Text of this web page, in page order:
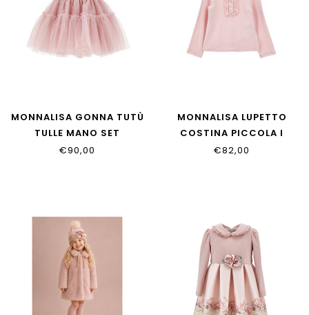
MONNALISA GONNA TUTÙ
TULLE MANO SET
37HGON_T9945_0063
€90,00
MONNALISA LUPETTO
COSTINA PICCOLA I
37H617_8212_094F
€82,00